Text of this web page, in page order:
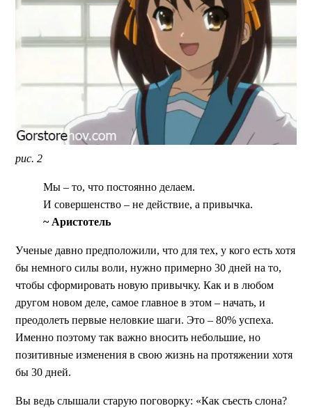
рис. 2
Мы – то, что постоянно делаем.
И совершенство – не действие, а привычка.
~ Аристотель
Ученые давно предположили, что для тех, у кого есть хотя
бы немного силы воли, нужно примерно 30 дней на то,
чтобы сформировать новую привычку. Как и в любом
другом новом деле, самое главное в этом – начать, и
преодолеть первые неловкие шаги. Это – 80% успеха.
Именно поэтому так важно вносить небольшие, но
позитивные изменения в свою жизнь на протяжении хотя
бы 30 дней.
Вы ведь слышали старую поговорку: «Как съесть слона?